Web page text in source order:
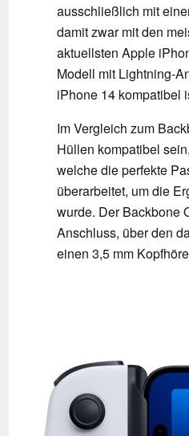
ausschließlich mit
damit zwar mit den
aktuellsten Apple
Modell mit Lightning-
iPhone 14 kompatibel
Im Vergleich zum
Hüllen kompatibel
welche die perfekte
überarbeitet, um die
wurde. Der Backbone
Anschluss, über den
einen 3,5 mm